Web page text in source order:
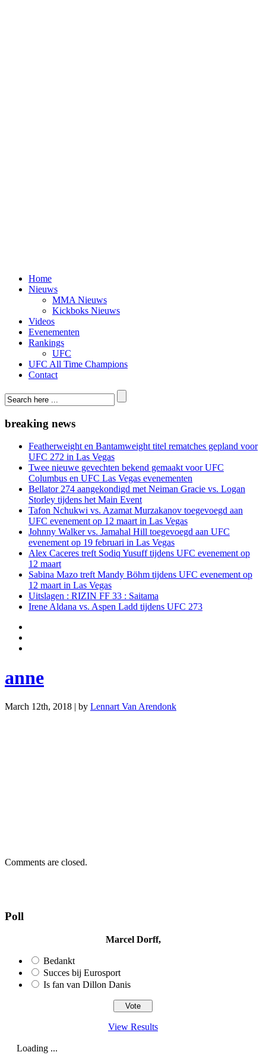
Home
Nieuws
MMA Nieuws
Kickboks Nieuws
Videos
Evenementen
Rankings
UFC
UFC All Time Champions
Contact
breaking news
Featherweight en Bantamweight titel rematches gepland voor
UFC 272 in Las Vegas
Twee nieuwe gevechten bekend gemaakt voor UFC
Columbus en UFC Las Vegas evenementen
Bellator 274 aangekondigd met Neiman Gracie vs. Logan
Storley tijdens het Main Event
Tafon Nchukwi vs. Azamat Murzakanov toegevoegd aan
UFC evenement op 12 maart in Las Vegas
Johnny Walker vs. Jamahal Hill toegevoegd aan UFC
evenement op 19 februari in Las Vegas
Alex Caceres treft Sodiq Yusuff tijdens UFC evenement op
12 maart
Sabina Mazo treft Mandy Böhm tijdens UFC evenement op
12 maart in Las Vegas
Uitslagen : RIZIN FF 33 : Saitama
Irene Aldana vs. Aspen Ladd tijdens UFC 273
anne
March 12th, 2018 | by Lennart Van Arendonk
Comments are closed.
Poll
Marcel Dorff,
Bedankt
Succes bij Eurosport
Is fan van Dillon Danis
View Results
Loading ...